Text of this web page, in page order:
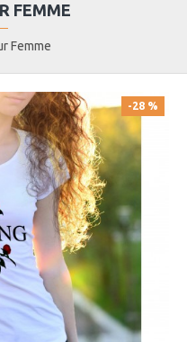
Femme
FEMME
-28 %